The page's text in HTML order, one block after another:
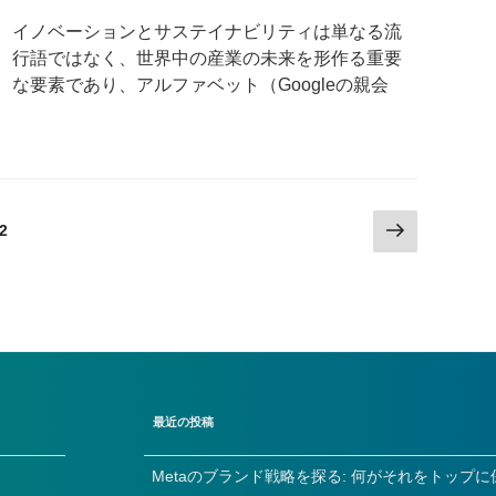
イノベーションとサステイナビリティは単なる流
行語ではなく、世界中の産業の未来を形作る重要
な要素であり、アルファベット（Googleの親会
2
次
の
最近の投稿
Metaのブランド戦略を探る: 何がそれをトップに